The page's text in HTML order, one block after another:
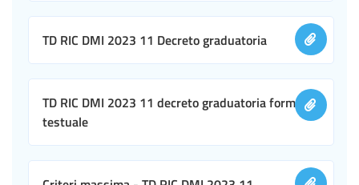
TD RIC DMI 2023 11 Decreto graduatoria
TD RIC DMI 2023 11 decreto graduatoria formato
testuale